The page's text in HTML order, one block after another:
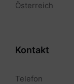
Österreich
Kontakt
Telefon